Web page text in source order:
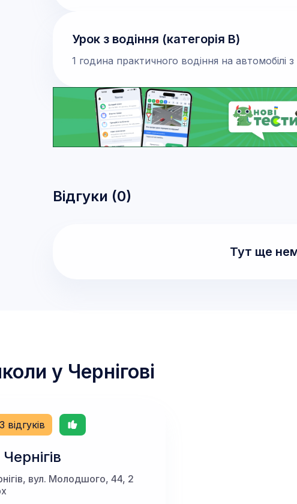
Урок з водіння (категорія В)
1 година практичного водіння на
Відгуки (0)
Тут ще
у Чернігові
відгуків
вул. Молодшого, 44, 2